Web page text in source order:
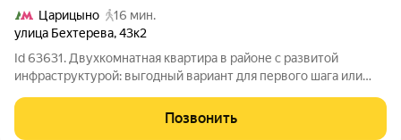
Царицыно
16 мин.
улица Бехтерева,43к2
Id 63631. Двухкомнатная квартира в районе с развитой
инфраструктурой: выгодный вариант для первого шага или
этой квартире годами царило тепло и уют. Расположение одно
из ключевых
Позвонить